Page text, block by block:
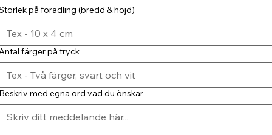
på förädling (bredd & höjd)
färger på tryck
med egna ord vad du önskar